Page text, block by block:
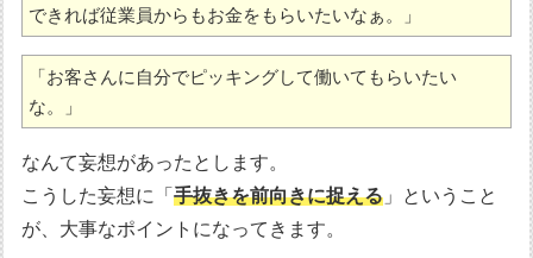
できれば従業員からもお金をもらいたいなぁ。」
「お客さんに自分でピッキングして働いてもらいたい
な。」
なんて妄想があったとします。
こうした妄想に「手抜きを前向きに捉える 」ということ
が、大事なポイントになってきます。